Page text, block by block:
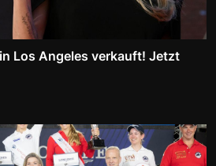
Los Angeles verkauft! Jetzt